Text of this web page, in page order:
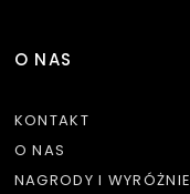
O NAS
KONTAKT
O NAS
NAGRODY I